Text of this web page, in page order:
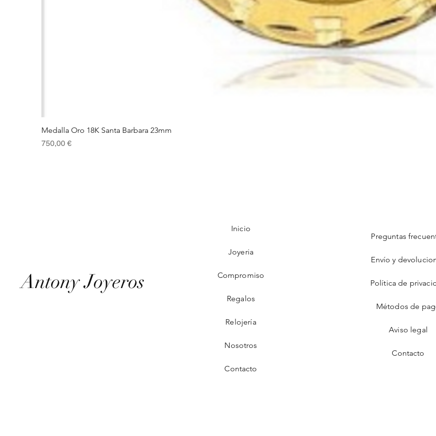
Medalla Oro 18K Santa Barbara 23mm
Precio
750,00 €
Antony Joyeros
Inicio
Joyeria
Compromiso
Regalos
Relojería
Nosotros
Contacto
Preguntas
Envío y
Política de
Métodos de
Aviso legal
Contacto